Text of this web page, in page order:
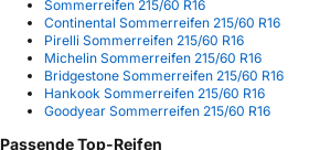
Sommerreifen 215/60 R16
Continental Sommerreifen 215/60 R16
Pirelli Sommerreifen 215/60 R16
Michelin Sommerreifen 215/60 R16
Bridgestone Sommerreifen 215/60 R16
Hankook Sommerreifen 215/60 R16
Goodyear Sommerreifen 215/60 R16
Passende Top-Reifen